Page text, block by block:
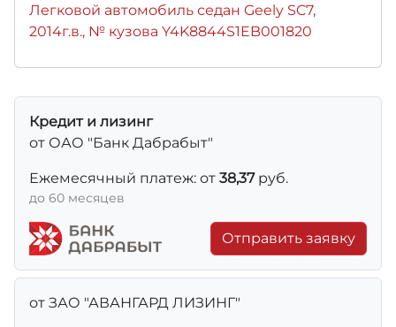
Легковой автомобиль седан Geely SC7,
2014г.в., № кузова Y4K8844S1EB001820
Кредит и лизинг
от ОАО "Банк Дабрабыт"
Ежемесячный платеж: от 38,37руб.
до 60 месяцев
Отправить заявку
от ЗАО "АВАНГАРД ЛИЗИНГ"